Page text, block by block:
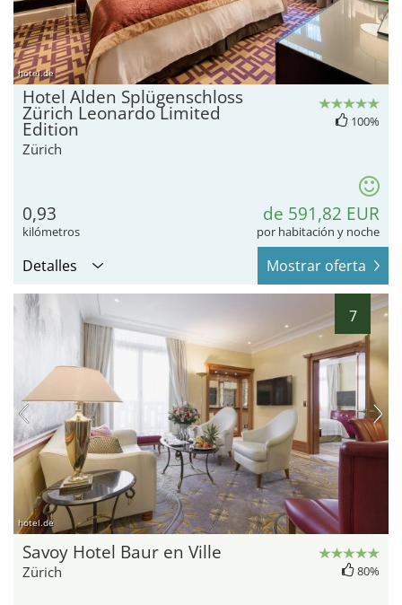
hotel.de
Hotel Alden Splügenschloss
Zürich Leonardo Limited
Edition
Zürich
100%
0,93
kilómetros
de 591,82 EUR
por habitación y noche
Detalles Mostrar oferta
7
hotel.de
Savoy Hotel Baur en Ville
Zürich 80%